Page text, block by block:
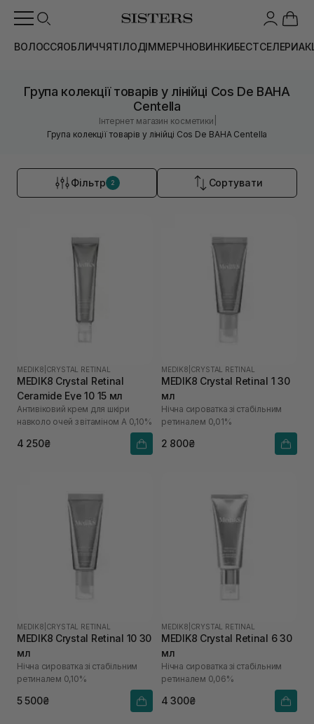
ВОЛОССЯОБЛИЧЧЯТІЛОДІММЕРЧНОВИНКИБЕСТСЕЛЕРИ
Група колекції товарів у лінійці Cos De BAHA
Centella
Інтернет магазин косметики
Група колекції товарів у лінійці Cos De BAHA Centella
Фільтр 2 Сортувати
MEDIK8 CRYSTAL RETINAL
MEDIK8 Crystal Retinal
Ceramide Eye 10 15 мл
Антивіковий крем для шкіри
навколо очей з вітаміном А 0,10%
4 250₴
MEDIK8 CRYSTAL RETINAL
MEDIK8 Crystal Retinal 1 30
мл
Нічна сироватка зі стабільним
ретиналем 0,01%
2 800₴
MEDIK8 CRYSTAL RETINAL
MEDIK8 Crystal Retinal 10 30
мл
Нічна сироватка зі стабільним
ретиналем 0,10%
5 500₴
MEDIK8 CRYSTAL RETINAL
MEDIK8 Crystal Retinal 6 30
мл
Нічна сироватка зі стабільним
ретиналем 0,06%
4 300₴